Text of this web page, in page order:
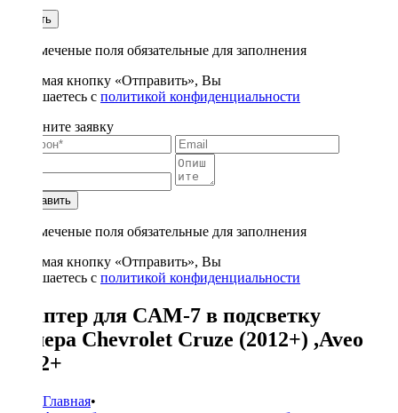
Купить
* - отмеченые поля обязательные для заполнения
Нажимая кнопку «Отправить», Вы
соглашаетесь с политикой конфиденциальности
Заполните заявку
Отправить
* - отмеченые поля обязательные для заполнения
Нажимая кнопку «Отправить», Вы
соглашаетесь с политикой конфиденциальности
Адаптер для CAM-7 в подсветку
номера Chevrolet Cruze (2012+) ,Aveo
2012+
Главная•